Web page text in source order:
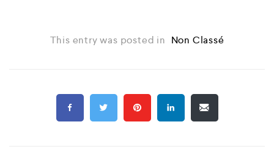
This entry was posted in Non Classé